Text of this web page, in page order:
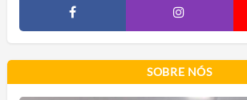
SOBRE NÓS